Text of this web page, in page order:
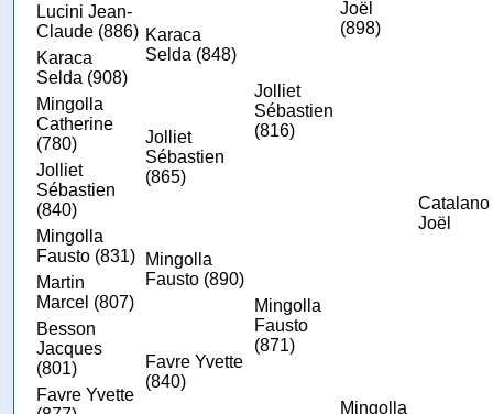
Joël
(898)
Catalano
Joël
Lucini Jean-
Claude (886) Karaca
Selda (848)
Jolliet
Sébastien
(816)
Karaca
Selda (908)
Mingolla
Catherine
(780)
Jolliet
Sébastien
(865)
Jolliet
Sébastien
(840)
Mingolla
Fausto (831)
Mingolla
Fausto (890)
Mingolla
Fausto
(871)
Mingolla
Martin
Marcel (807)
Besson
Jacques
(801)
Favre Yvette
(840)
Favre Yvette